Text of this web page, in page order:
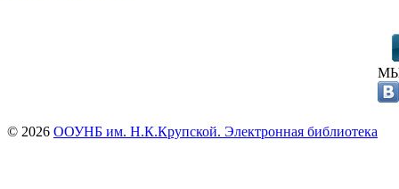
© 2026 ООУНБ им. Н.К.Крупской. Электронная библиотека